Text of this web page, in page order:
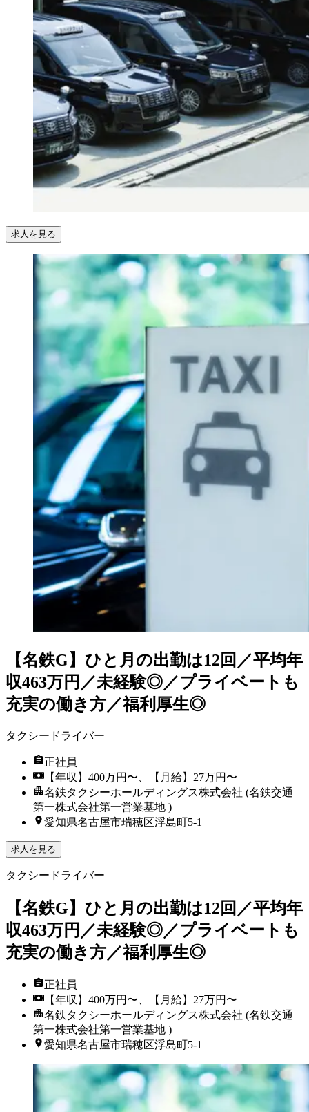
求人を見る
【名鉄G】ひと月の出勤は12回／平均年
収463万円／未経験◎／プライベートも
充実の働き方／福利厚生◎
タクシードライバー
正社員
【年収】400万円〜、【月給】27万円〜
名鉄タクシーホールディングス株式会社 (名鉄交通
第一株式会社第一営業基地 )
愛知県名古屋市瑞穂区浮島町5-1
求人を見る
タクシードライバー
【名鉄G】ひと月の出勤は12回／平均年
収463万円／未経験◎／プライベートも
充実の働き方／福利厚生◎
正社員
【年収】400万円〜、【月給】27万円〜
名鉄タクシーホールディングス株式会社 (名鉄交通
第一株式会社第一営業基地 )
愛知県名古屋市瑞穂区浮島町5-1